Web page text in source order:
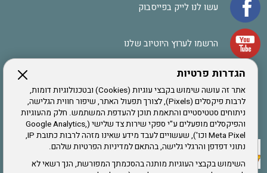
הגדרות פרטיות
אתר זה עושה שימוש בקבצי עוגיות (Cookies) ובטכנולוגיות דומות,
לרבות פיקסלים (Pixels), לצורך תפעול האתר, שיפור חווית הגלישה,
ניתוחים סטטיסטיים והתאמת תוכן להעדפת המשתמש. חלק מהעוגיות
והפיקסלים מופעלים ע"י ספקי שירות צד שלישי (Google Analytics,
Meta Pixel וכו'), שעשויים לעבד מידע שאינו מזהה לרבות כתובת IP,
נתוני דפדפן והרגלי גלישה, בהתאם למדיניות הפרטיות שלהם.
השימוש בקבצי העוגיות מותנה בהסכמתך המפורשת, הנך רשאי לא
עשו לנו לייק בפייסבוק
הרשמו לערוץ היוטיוב שלנו
אתר צה"ל
תקנון האתר